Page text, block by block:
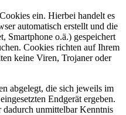
ein. Hierbei handelt es
automatisch erstellt und die
Smartphone o.ä.) gespeichert
Cookies richten auf Ihrem
keine Viren, Trojaner oder
abgelegt, die sich jeweils im
Endgerät ergeben.
dadurch unmittelbar Kenntnis